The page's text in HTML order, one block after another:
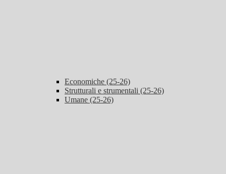
Economiche (25-26)
Strutturali e strumentali (25-26)
Umane (25-26)